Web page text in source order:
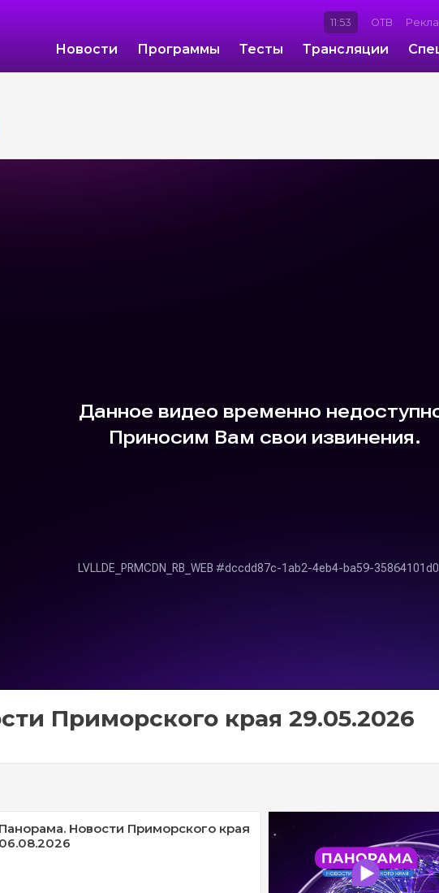
11:53 ОТВ
Новости Программы Тесты Трансляции
Приморского края 29.05.2026
Панорама. Новости Приморского края
06.08.2026